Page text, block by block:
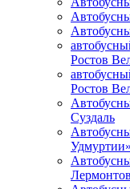
Ростов
Ростов
Суздаль